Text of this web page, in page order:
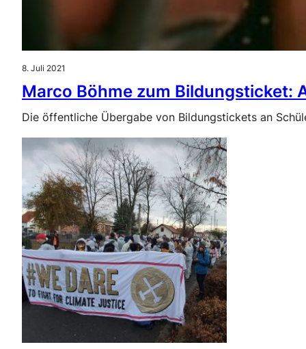
8. Juli 2021
Marco Böhme zum Bildungsticket:
Die öffentliche Übergabe von Bildungstickets an